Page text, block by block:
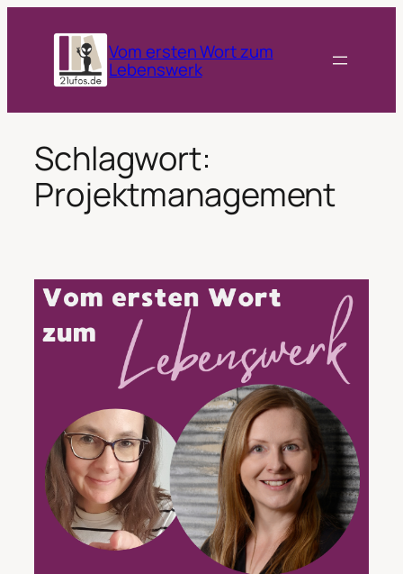
Vom ersten Wort zum
Lebenswerk
Schlagwort:
Projektmanagement